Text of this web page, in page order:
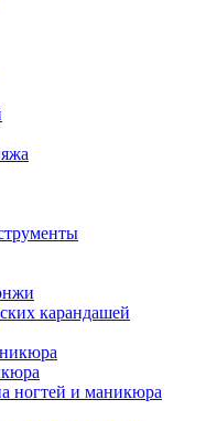
карандашей
ногтей и маникюра